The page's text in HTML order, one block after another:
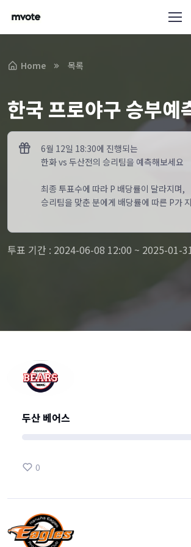
Home 목록
한국 프로야구 승부예
6월 12일 18:30에 진행되는
한화 vs 두산전의 승리팀을 예측해보세요
최종 투표수에 따라 P 배당률이 달라지며,
승리팀을 맞춘 분에게 배당률에 따른 P가
투표 기간 : 2024-06-08 12:00 ~ 2025-01-
두산 베어스
0